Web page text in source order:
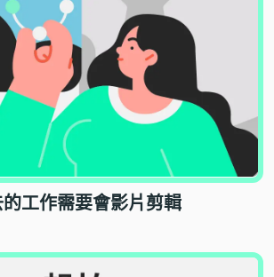
工作需要會影片剪輯